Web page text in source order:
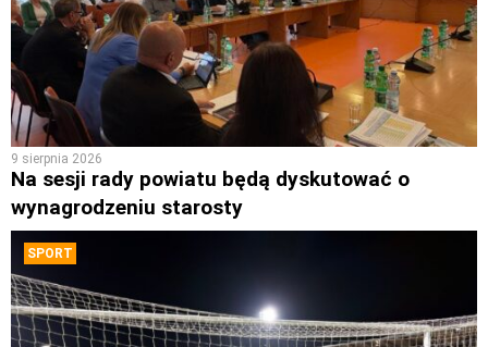
9 sierpnia 2026
Na sesji rady powiatu będą dyskutować o
wynagrodzeniu starosty
SPORT